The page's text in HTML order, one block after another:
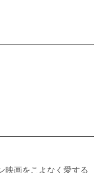
映画をこよなく愛する